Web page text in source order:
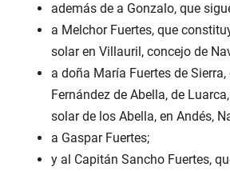
además de a Gonzalo, que
a Melchor Fuertes, que
solar en Villauril, concejo de
a doña María Fuertes de
Fernández de Abella, de
solar de los Abella, en Andés,
a Gaspar Fuertes;
y al Capitán Sancho Fuertes,